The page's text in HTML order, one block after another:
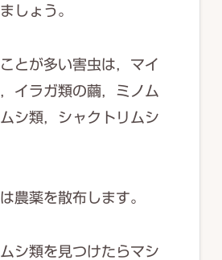
しょう。
とが多い害虫は，マイ
イラガ類の繭，ミノム
シ類，シャクトリムシ
農薬を散布します。
シ類を見つけたらマシ